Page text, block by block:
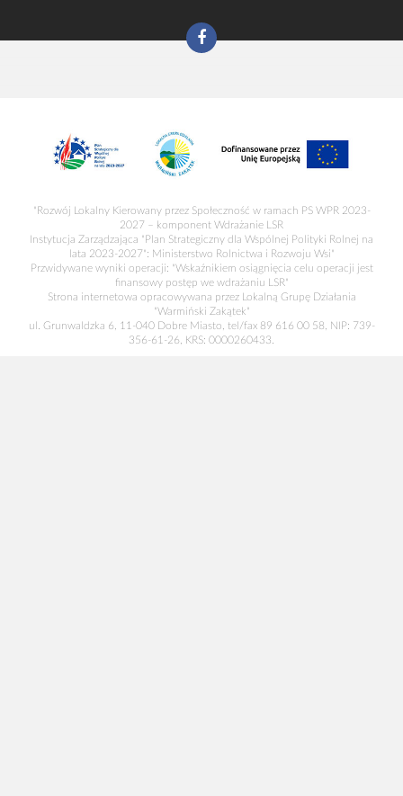
"Rozwój Lokalny Kierowany przez Społeczność w ramach PS WPR 2023-
2027 – komponent Wdrażanie LSR
Instytucja Zarządzająca "Plan Strategiczny dla Wspólnej Polityki Rolnej na
lata 2023-2027": Ministerstwo Rolnictwa i Rozwoju Wsi"
Przwidywane wyniki operacji: "Wskaźnikiem osiągnięcia celu operacji jest
finansowy postęp we wdrażaniu LSR"
Strona internetowa opracowywana przez Lokalną Grupę Działania
"Warmiński Zakątek"
ul. Grunwaldzka 6, 11-040 Dobre Miasto, tel/fax 89 616 00 58, NIP: 739-
356-61-26, KRS: 0000260433.